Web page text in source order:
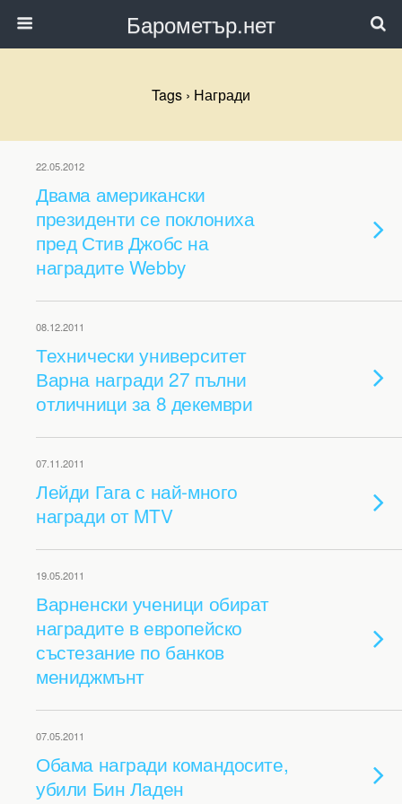
Барометър.нет
Tags › Награди
22.05.2012
Двама американски
президенти се поклониха
пред Стив Джобс на
наградите Webby
08.12.2011
Технически университет
Варна награди 27 пълни
отличници за 8 декември
07.11.2011
Лейди Гага с най-много
награди от MTV
19.05.2011
Варненски ученици обират
наградите в европейско
състезание по банков
мениджмънт
07.05.2011
Обама награди командосите,
убили Бин Ладен